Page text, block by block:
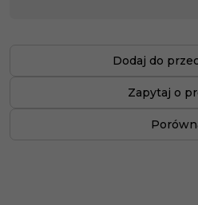
Dodaj do
Zapytaj o